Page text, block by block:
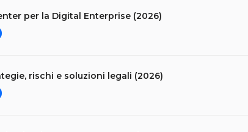
per la Digital Enterprise (2026)
rischi e soluzioni legali (2026)